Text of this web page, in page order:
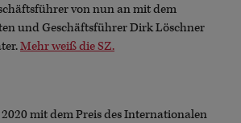
von nun an mit dem
und Geschäftsführer Dirk Löschner
Mehr weiß die SZ.
mit dem Preis des Internationalen